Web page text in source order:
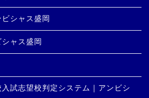
シャス盛岡
ャス盛岡
試志望校判定システム｜アンビシ
コース・料金